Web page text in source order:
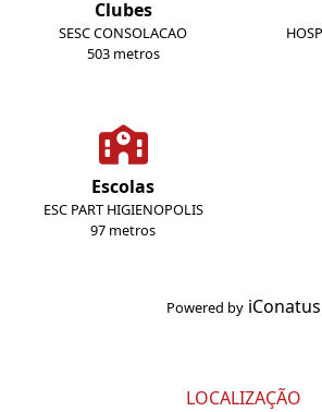
Clubes
SESC CONSOLACAO
503 metros
Escolas
ESC PART HIGIENOPOLIS
97 metros
Powered by iConatus
LOCALIZAÇÃO